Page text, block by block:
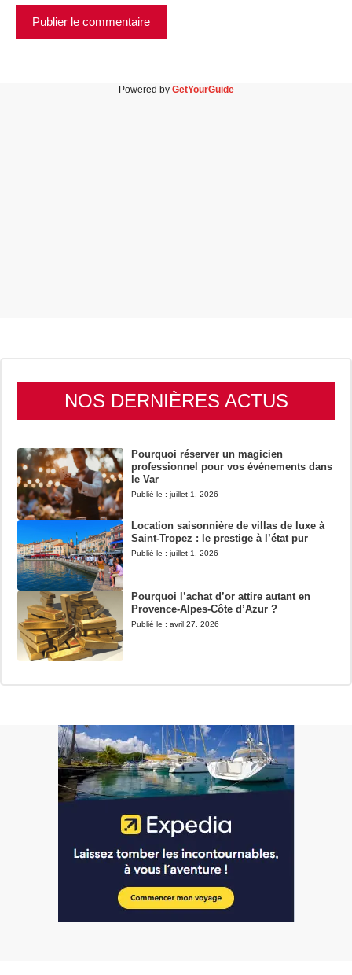
Powered by GetYourGuide
NOS DERNIÈRES ACTUS
Pourquoi réserver un magicien
professionnel pour vos événements dans
le Var
Publié le : juillet 1, 2026
Location saisonnière de villas de luxe à
Saint-Tropez : le prestige à l’état pur
Publié le : juillet 1, 2026
Pourquoi l’achat d’or attire autant en
Provence-Alpes-Côte d’Azur ?
Publié le : avril 27, 2026